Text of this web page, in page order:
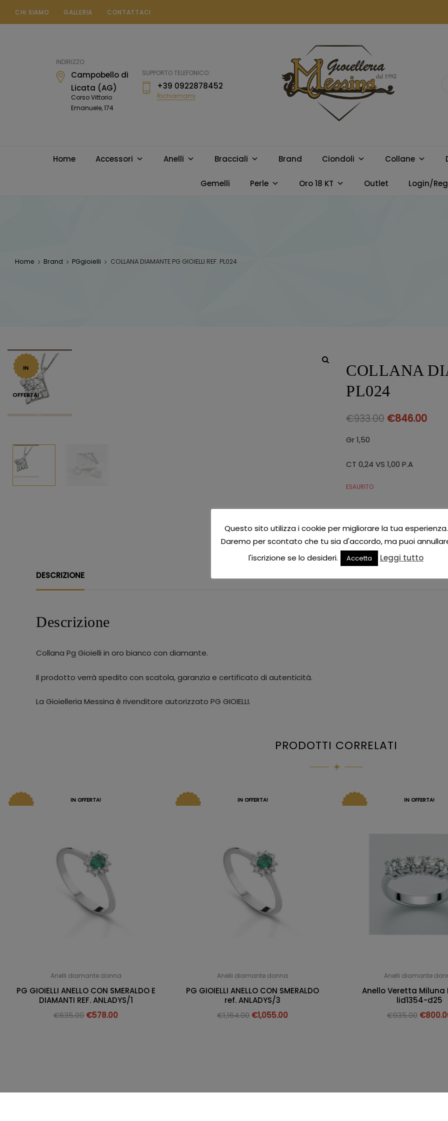
CHI SIAMO GALLERIA CONTATTACI
INDIRIZZO:
Campobello di
Licata (AG)
Corso Vittorio
Emanuele, 174
SUPPORTO TELEFONICO:
+39 0922878452
Richiamami
MESSINA
CAMPOBELLO
migliori marchi.
Home Accessori Anelli Bracciali Brand Ciondoli Collane
Gemelli Perle Oro 18 KT Outlet Login/
Home Brand PGgioielli COLLANA DIAMANTE PG GIOIELLI REF. PL024
IN
OFFERTA!
COLLANA
PL024
€933.00 €846.00
Gr 1,50
CT 0,24 VS 1,00 P.A
ESAURITO
CATEGORIE:COLLANE DIAMANTE
TAG:COLLANA,DIAMANTE,ORO,
DESCRIZIONE
Descrizione
Collana Pg Gioielli in oro bianco con diamante.
Il prodotto verrà spedito con scatola, garanzia e certificato di autenticità.
La Gioielleria Messina è rivenditore autorizzato PG GIOIELLI.
PRODOTTI CORRELATI
IN OFFERTA!
Anelli diamante donna
PG GIOIELLI ANELLO CON SMERALDO E
DIAMANTI REF. ANLADYS/1
€635.00 €578.00
IN OFFERTA!
Anelli diamante donna
PG GIOIELLI ANELLO CON SMERALDO
ref. ANLADYS/3
€1,164.00 €1,055.00
IN OFFERTA!
Anelli diamante
Anello Veretta Miluna
lid1354-d25
€935.00 €
Questo sito utilizza i cookie per migliorare la tua esperienza.
Daremo per scontato che tu sia d'accordo, ma puoi
l'iscrizione se lo desideri.
Accetta Leggi tutto